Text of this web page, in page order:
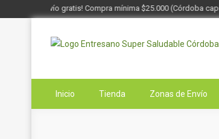
¡Envío gratis! Compra mínima $25.000 (Córdoba capital)
Inicio Tienda Zonas de Envío